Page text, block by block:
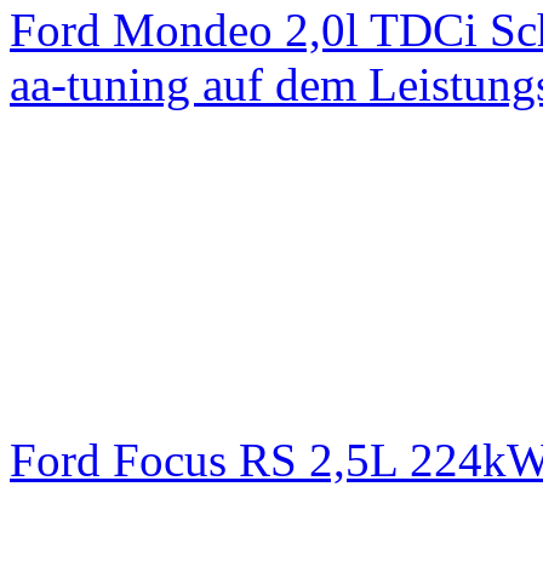
Ford Mondeo 2,0l TDCi
aa-tuning auf dem
Ford Focus RS 2,5L